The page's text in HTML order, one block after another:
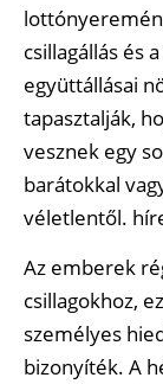
csillagállás és
együttállásai
tapasztalják,
vesznek egy
barátokkal
véletlentől.
Az emberek
csillagokhoz,
személyes
bizonyíték. A